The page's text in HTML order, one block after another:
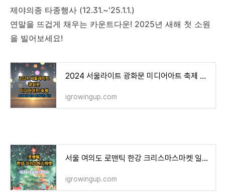
제야의종 타종행사 (12.31.~'25.1.1.)
연말을 뜨겁게 채우는 카운트다운! 2025년 새해 첫 소원
을 빌어보세요!
2024 서울라이트 광화문 미디어아트 축제 프로그램 장소 운영기간 시간
igrowingup.com
서울 여의도 로맨틱 한강 크리스마스마켓 일정 이벤트 기본정보 행사장소
igrowingup.com